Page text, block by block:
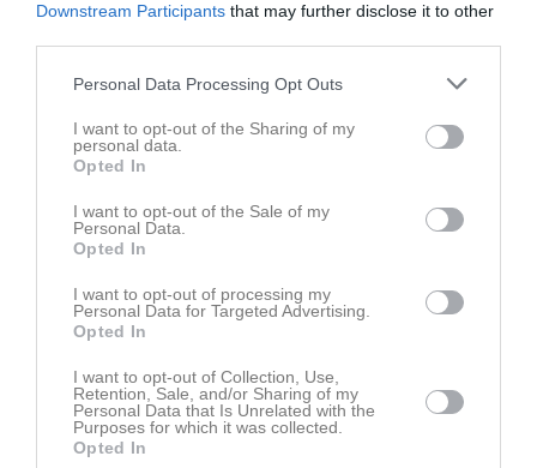
Downstream Participants that may further disclose it to other
Personal Data Processing Opt Outs
I want to opt-out of the Sharing of my
personal data.
Opted In
I want to opt-out of the Sale of my
Personal Data.
Opted In
I want to opt-out of processing my
Personal Data for Targeted Advertising.
Opted In
I want to opt-out of Collection, Use,
Retention, Sale, and/or Sharing of my
Personal Data that Is Unrelated with the
Purposes for which it was collected.
Opted In
Ingen video uppladdad
Senast uppdaterade album
Logga in som administratör och skapa ert första album
På gång Kalender
Lönsboda GoIF (hemma)